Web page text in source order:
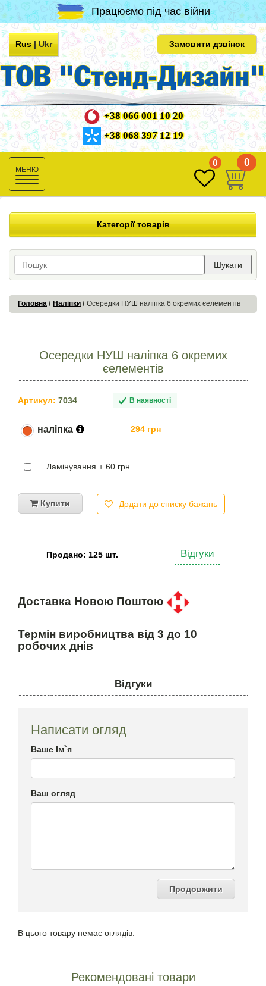
Працюємо під час війни
Rus|Ukr Замовити дзвінок
+38 066 001 10 20
+38 068 397 12 19
Toggle
navigation
0 0
Категорії товарів
Шукати
Головна Наліпки Осередки НУШ наліпка 6 окремих єелементів
Осередки НУШ наліпка 6 окремих
єелементів
Артикул: 7034 В наявності
наліпка 294 грн
Ламінування + 60 грн
Купити Додати до списку бажань
Продано: 125 шт. Відгуки
Доставка Новою Поштою
Термін виробництва від 3 до 10
робочих днів
Відгуки
Написати огляд
Ваше Ім`я
Ваш огляд
Продовжити
В цього товару немає оглядів.
Рекомендовані товари